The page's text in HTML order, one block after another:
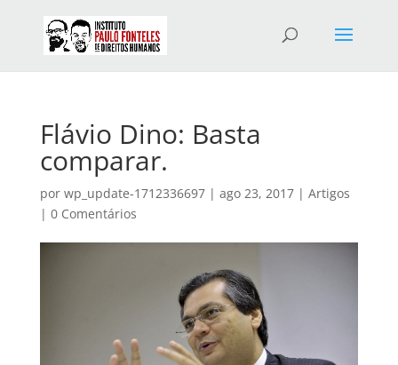
Flávio Dino: Basta
comparar.
por wp_update-1712336697| ago 23, 2017| Artigos
| 0 Comentários